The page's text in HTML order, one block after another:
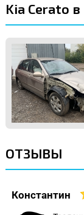
Kia Cerato
ОТЗЫВЫ
Константин